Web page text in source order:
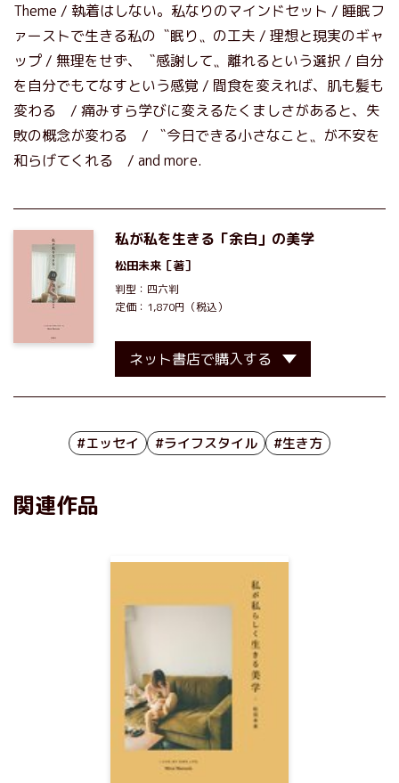
Theme / 執着はしない。私なりのマインドセット / 睡眠フ
ァーストで生きる私の〝眠り〟の工夫 / 理想と現実のギャ
ップ / 無理をせず、〝感謝して〟離れるという選択 / 自分
を自分でもてなすという感覚 / 間食を変えれば、肌も髪も
変わる / 痛みすら学びに変えるたくましさがあると、失
敗の概念が変わる / 〝今日できる小さなこと〟が不安を
和らげてくれる / and more.
私が私を生きる「余白」の美学
松田未来 ［著］
判型：四六判
定価：1,870円（税込）
ネット書店で購入する
#エッセイ #ライフスタイル #生き方
関連作品